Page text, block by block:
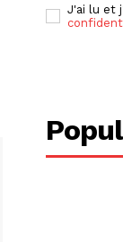
J'ai lu et